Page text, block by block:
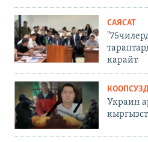
САЯСАТ
карайт
Украин